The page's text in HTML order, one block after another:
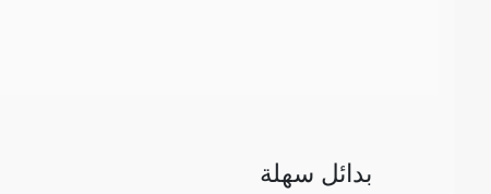
بدائل سهلة